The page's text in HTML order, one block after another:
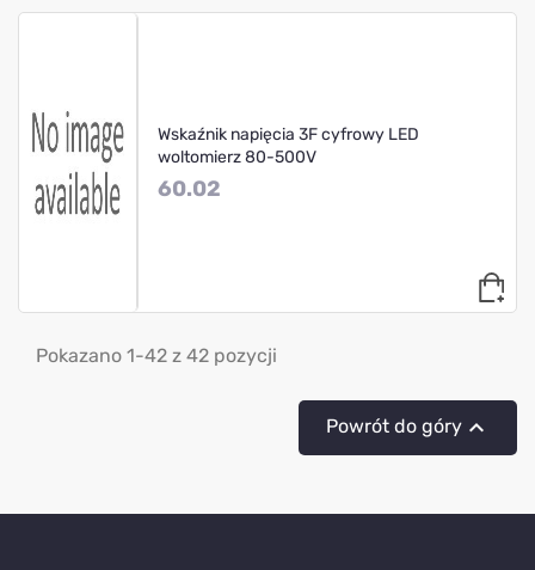
Wskaźnik napięcia 3F cyfrowy LED
woltomierz 80-500V
60.02
Pokazano 1-42 z 42 pozycji
Powrót do góry